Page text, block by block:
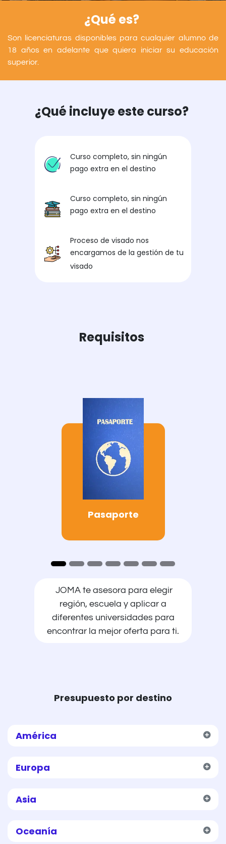
¿Qué es?
Son licenciaturas disponibles para cualquier alumno de
18 años en adelante que quiera iniciar su educación
superior.
¿Qué incluye este curso?
Curso completo, sin ningún
pago extra en el destino
Curso completo, sin ningún
pago extra en el destino
Proceso de visado nos
encargamos de la gestión de tu
visado
Requisitos
Pasaporte
JOMA te asesora para elegir
región, escuela y aplicar a
diferentes universidades para
encontrar la mejor oferta para ti.
Presupuesto por destino
América
Europa
Asia
Oceanía